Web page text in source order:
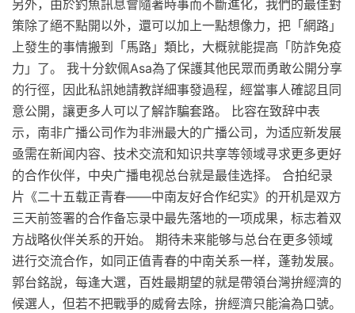
另外，由於釣魚訊息會隨著時事而不斷進化，我們的最佳對
策除了絕不點開以外，還可以加上一點想像力，把「網路」
上發生的事情搬到「馬路」類比，大概就能提高「防詐免疫
力」了。 我十分欽佩Asa為了保護其他民眾而勇敢公開分享
的行徑，因此私訊她請教詳細事發過程，經當事人確認且同
意公開，讓更多人可以了解詐騙套路。 比容在致辞中表
示，南非广播公司作为非洲最大的广播公司，为适应新发展
亟需在新闻内容、技术交流和知识共享等领域寻求更多更好
的合作伙伴，中央广播电视总台就是最佳选择。 合拍纪录
片《二十五载正青春——中南友好合作纪实》的开机是双方
三天前签署的合作备忘录中最先落地的一项成果，标志着双
方战略伙伴关系的开始。 期待未来能够与总台在更多领域
进行交流合作，如同正值青春的中南关系一样，蓬勃发展。
郭台銘說，每逢大選，百姓最期望的就是帶領台灣拚經濟的
候選人，但若不把戰爭的威脅去除，拚經濟只能淪為口號。